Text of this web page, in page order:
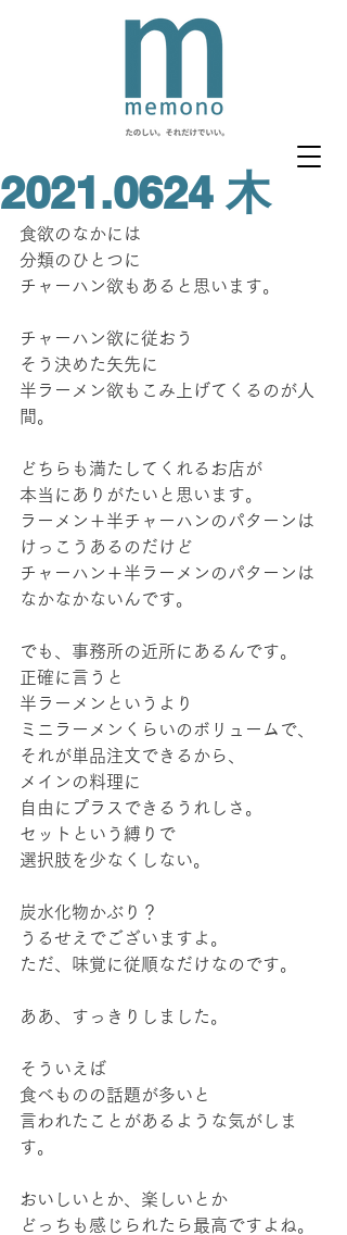
2021.0624 木
食欲のなかには
分類のひとつに
チャーハン欲もあると思います。
チャーハン欲に従おう
そう決めた矢先に
半ラーメン欲もこみ上げてくるのが人
間。
どちらも満たしてくれるお店が
本当にありがたいと思います。
ラーメン＋半チャーハンのパターンは
けっこうあるのだけど
チャーハン＋半ラーメンのパターンは
なかなかないんです。
でも、事務所の近所にあるんです。
正確に言うと
半ラーメンというより
ミニラーメンくらいのボリュームで、
それが単品注文できるから、
メインの料理に
自由にプラスできるうれしさ。
セットという縛りで
選択肢を少なくしない。
炭水化物かぶり？
うるせえでございますよ。
ただ、味覚に従順なだけなのです。
ああ、すっきりしました。
そういえば
食べものの話題が多いと
言われたことがあるような気がしま
す。
おいしいとか、楽しいとか
どっちも感じられたら最高ですよね。